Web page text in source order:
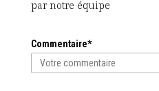
par notre équipe
Commentaire*